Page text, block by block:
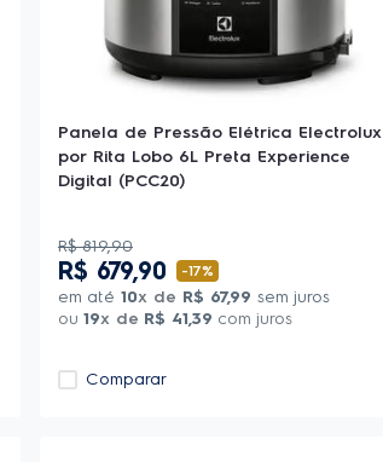
Panela de Pressão Elétrica Electrolux
por Rita Lobo 6L Preta Experience
Digital (PCC20)
R$ 819,90
R$ 679,90 -17%
em até 10x de R$ 67,99 sem juros
ou 19x de R$ 41,39 com juros
Comparar